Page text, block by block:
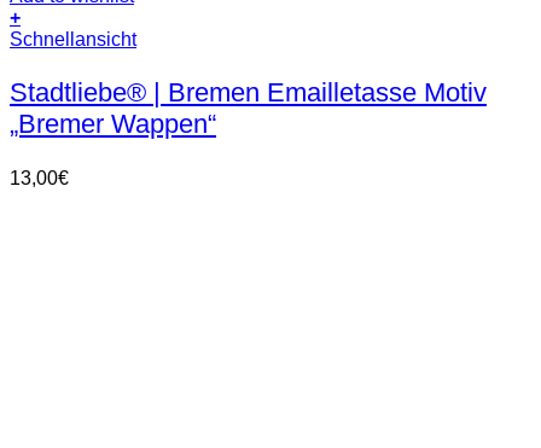
+
Dieses
weist
mehrere
Varianten
Die
Optionen
Schnellansicht
Stadtliebe® | Bremen Emailletasse Motiv
„Bremer Wappen“
13,00€